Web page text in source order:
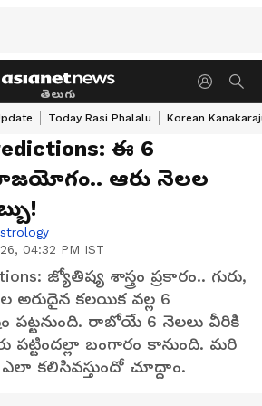
తెలుగు
Today Rasi Phalalu Korean
ఈ 6
ఆరు నెలల
04:32 PM IST
జ్యోతిష్య శాస్త్రం ప్రకారం.. గురు,
అరుదైన కలయిక వల్ల 6
పట్టనుంది. రాబోయే 6 నెలలు వీరికి
పట్టిందల్లా బంగారం కానుంది. మరి
కలిసివస్తుందో చూద్దాం.